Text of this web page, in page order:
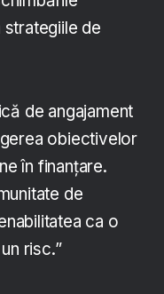
de
de angajament
obiectivelor
în finanţare.
de
ca o
risc.”